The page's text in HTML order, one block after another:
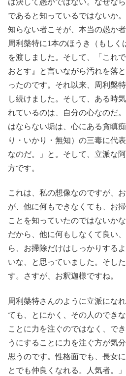
は決して愚かではない。なぜな
であると知っているではないか
知らない者こそが、本当の愚か
周利槃特に1本のほうき（もしく
を渡しました。そして、「これ
おとす』と言いながら汚れを落
ったのです。それ以来、周利槃
し続けました。そして、ある時
れているのは、自分の心なのだ
はならない垢は、心にある貪瞋
り・いかり・無知）の三毒に代
なのだ。」と。そして、立派な
方です。
これは、私の想像なのですが、
が、他に何もできなくても、お
ことを知っていたのではないか
だから、他に何もしなくて良い
ら、お掃除だけはしっかりする
いな、と思っていました。そし
す。さすが、お釈迦様ですね。
周利槃特さんのように立派にな
ても、とにかく、その人のでき
ことに力を注ぐのではなく、で
うにすることに力を注ぐ方が気
思うのです。性格面でも、長女
とでも仲良くなれる。人気者。